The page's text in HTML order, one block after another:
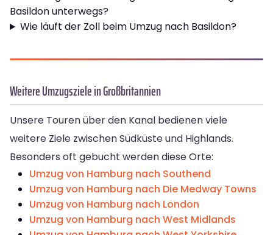
Basildon unterwegs?
Wie läuft der Zoll beim Umzug nach Basildon?
Weitere Umzugsziele in Großbritannien
Unsere Touren über den Kanal bedienen viele
weitere Ziele zwischen Südküste und Highlands.
Besonders oft gebucht werden diese Orte:
Umzug von Hamburg nach Southend
Umzug von Hamburg nach Die Medway Towns
Umzug von Hamburg nach London
Umzug von Hamburg nach West Midlands